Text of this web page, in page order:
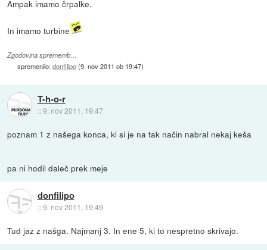
Ampak imamo črpalke.
In imamo turbine
Zgodovina sprememb…
spremenilo:donfilipo(9. nov 2011 ob 19:47)
T-h-o-r
::9. nov 2011, 19:47
poznam 1 z našega konca, ki si je na tak način nabral nekaj keša
pa ni hodil daleč prek meje
donfilipo
::9. nov 2011, 19:49
Tud jaz z našga. Najmanj 3. In ene 5, ki to nespretno skrivajo.